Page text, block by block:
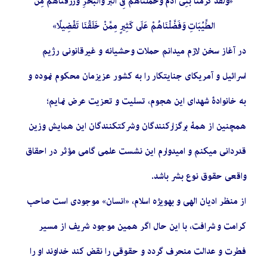
الطَّيِّبَاتِ وَفَضَّلْنَاهُمْ عَلَى كَثِيرٍ مِمَّنْ خَلَقْنَا تَفْضِيلًا»
در آغاز سخن لازم میدانم حملات وحشیانه و غیرقانونی رژیم
اسرائیل و آمریکای جنایتکار را به کشور عزیزمان محکوم نموده و
به خانوادۀ شهدای این هجوم، تسلیت و تعزیت عرض نمایم؛
همچنین از همۀ برگزارکنندگان و شركتكنندگان این همایش وزین
قدردانی میکنم و امیدوارم این نشست علمی گامی مؤثر در احقاق
واقعی حقوق نوع بشر باشد.
از منظر اديان الهی و بهویژه اسلام، «انسان» موجودی است صاحب
کرامت و شرافت، با اين حال اگر همین موجود شریف از مسیر
فطرت و عدالت منحرف گردد و حقوقی را نقض کند خداوند او را